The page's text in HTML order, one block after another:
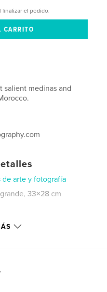
finalizar el pedido.
medinas and
de arte y fotografía
33×28 cm